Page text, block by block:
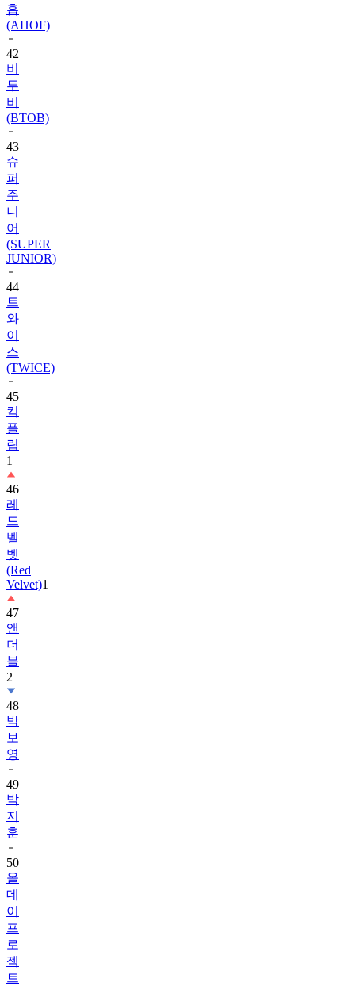
홉
(AHOF)
42
비
투
비
(BTOB)
43
슈
퍼
주
니
어
(SUPER
JUNIOR)
44
트
와
이
스
(TWICE)
45
킥
플
립
1
46
레
드
벨
벳
(Red
Velvet)1
47
앤
더
블
2
48
박
보
영
49
박
지
훈
50
올
데
이
프
로
젝
트